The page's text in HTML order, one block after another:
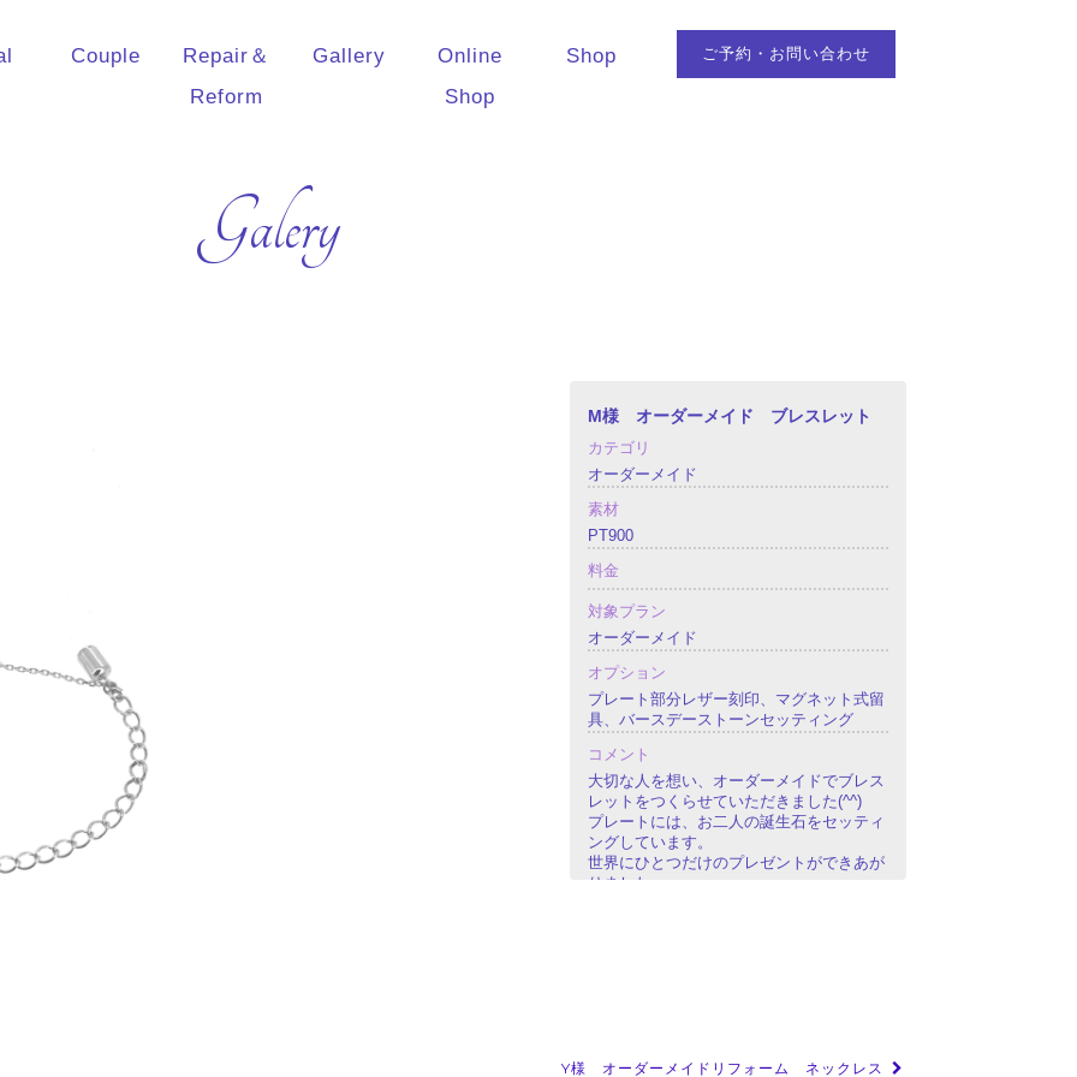
Couple
Repair＆
Reform
Gallery
Online
Shop
Shop ご予約・お問い合わせ
Galery
M様 オーダーメイド ブレスレット
カテゴリ
オーダーメイド
素材
PT900
料金
対象プラン
オーダーメイド
オプション
プレート部分レザー刻印、マグネット式留
具、バースデーストーンセッティング
コメント
大切な人を想い、オーダーメイドでブレス
レットをつくらせていただきました(^^)
プレートには、お二人の誕生石をセッティ
ングしています。
世界にひとつだけのプレゼントができあが
りました。
Y様 オーダーメイドリフォーム ネックレス